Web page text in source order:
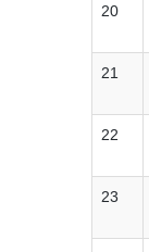
20
21
22
23